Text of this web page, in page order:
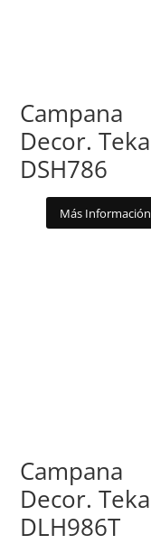
Campana
Decor. Teka
DSH786
Más Información
Campana
Decor. Teka
DLH986T